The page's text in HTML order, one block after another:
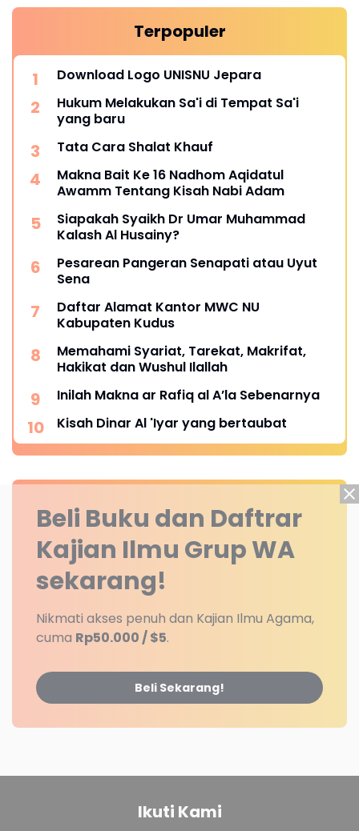
Terpopuler
Download Logo UNISNU Jepara
Hukum Melakukan Sa'i di Tempat Sa'i
yang baru
Tata Cara Shalat Khauf
Makna Bait Ke 16 Nadhom Aqidatul
Awamm Tentang Kisah Nabi Adam
Siapakah Syaikh Dr Umar Muhammad
Kalash Al Husainy?
Pesarean Pangeran Senapati atau Uyut
Sena
Daftar Alamat Kantor MWC NU
Kabupaten Kudus
Memahami Syariat, Tarekat, Makrifat,
Hakikat dan Wushul Ilallah
Inilah Makna ar Rafiq al A’la Sebenarnya
Kisah Dinar Al 'Iyar yang bertaubat
Beli Buku dan Daftrar
Kajian Ilmu Grup WA
sekarang!
Nikmati akses penuh dan Kajian Ilmu Agama,
cuma Rp50.000 / $5.
Beli Sekarang!
Ikuti Kami